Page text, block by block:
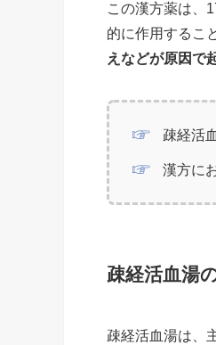
この漢方薬は、
的に作用するこ
えなどが原因で
疎経活
漢方に
疎経活血湯
疎経活血湯は、